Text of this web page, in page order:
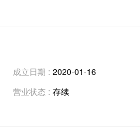
成立日期 : 2020-01-16
营业状态 : 存续